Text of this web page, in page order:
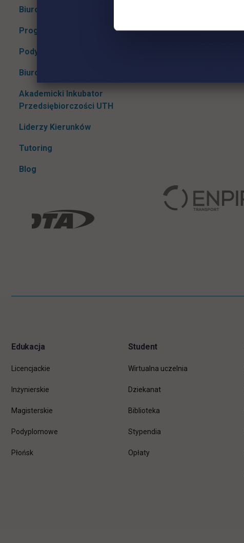
Biuro karier Rozwiń podmenu
Program Erasmus+
Podyplomowe Rozwiń podmenu
Biuro Projektów Unijnych
Akademicki Inkubator
Przedsiębiorczości UTH
Liderzy Kierunków
Tutoring
Blog
Edukacja
Licencjackie
Inżynierskie
Magisterskie
Podyplomowe
Płońsk
Student
Wirtualna uczelnia
Dziekanat
Biblioteka
Stypendia
Opłaty